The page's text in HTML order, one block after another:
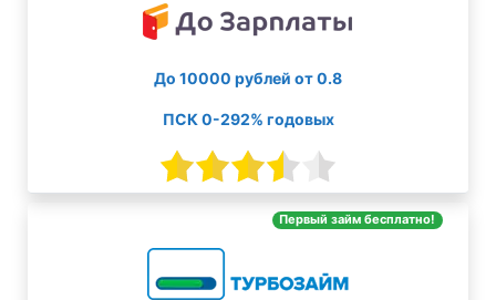
До 10000 рублей от 0.8
ПСК 0-292% годовых
Первый займ бесплатно!